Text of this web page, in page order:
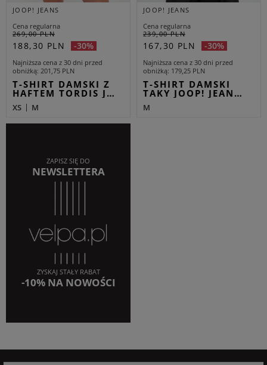
JOOP! JEANS
Cena regularna
269,00 PLN
188,30 PLN -30%
Najniższa cena z 30 dni przed
obniżką 201,75 PLN
T-SHIRT DAMSKI Z
HAFTEM TORDIS J…
XS M
JOOP! JEANS
Cena regularna
239,00 PLN
167,30 PLN -30%
Najniższa cena z 30 dni przed
obniżką 179,25 PLN
T-SHIRT DAMSKI
TAKY JOOP! JEAN…
M
ZAPISZ SIĘ DO
NEWSLETTERA
ZYSKAJ STAŁY RABAT
-10% NA NOWOŚCI